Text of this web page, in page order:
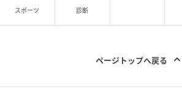
『アボカド＆ポーチドエッグ』（
ランチ（11：00～15：00）、カフ
スポーツ 診断
ページトップへ戻る